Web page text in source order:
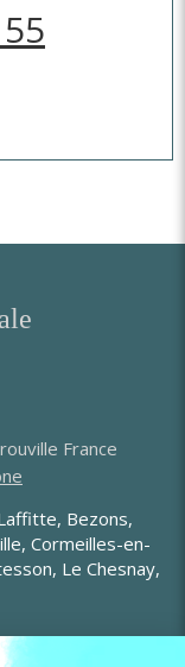
France
Bezons,
Cormeilles-en-
Le Chesnay,